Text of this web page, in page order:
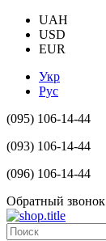
UAH
USD
EUR
Укр
Рус
(095) 106-14-44
(093) 106-14-44
(096) 106-14-44
Обратный звонок